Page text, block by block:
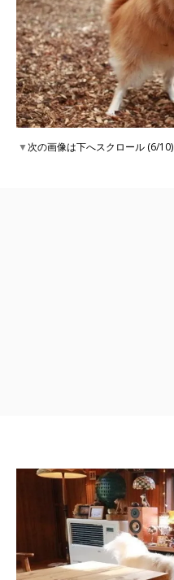
▼次の画像は下へスクロール (6/10)